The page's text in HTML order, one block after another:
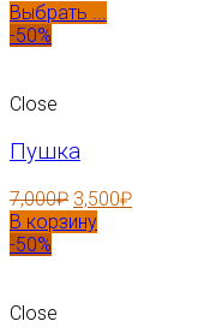
Выбрать ...
-50%
Close
Пушка
7,000₽ 3,500₽
В корзину
-50%
Close